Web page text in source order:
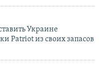
Украине
Patriot из своих запасов